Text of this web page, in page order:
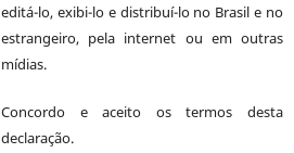
editá-lo, exibi-lo e distribuí-lo no Brasil e no
estrangeiro, pela internet ou em outras
mídias.
Concordo e aceito os termos desta
declaração.